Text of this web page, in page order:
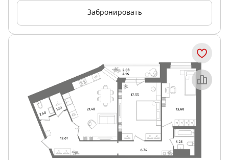
Забронировать
Объект месяца